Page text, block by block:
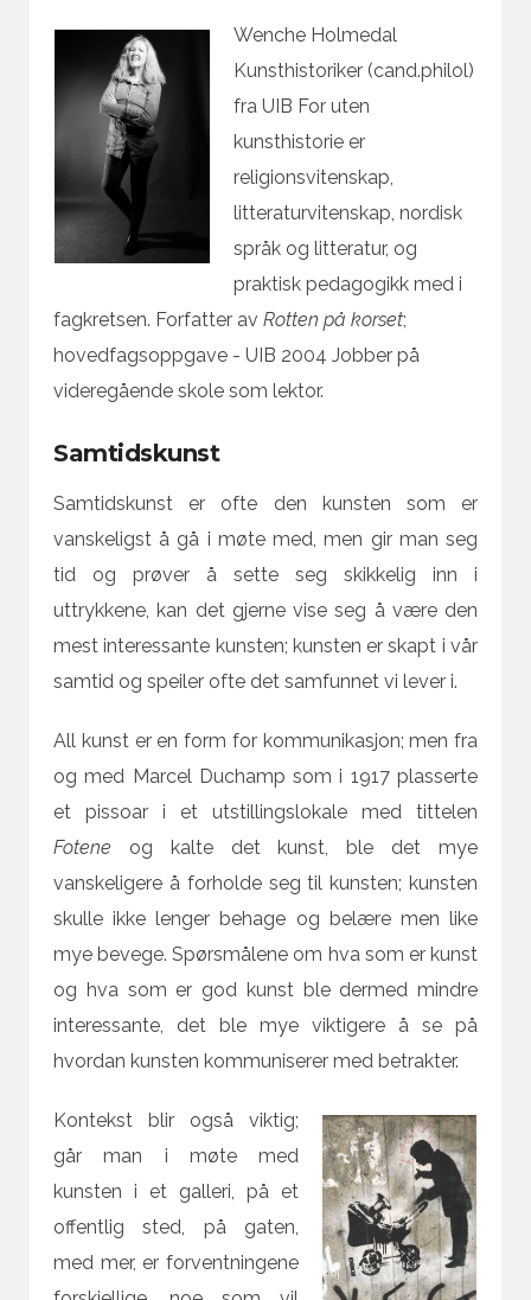
Wenche Holmedal
Kunsthistoriker (cand.philol)
fra UIB For uten
kunsthistorie er
religionsvitenskap,
litteraturvitenskap, nordisk
språk og litteratur, og
praktisk pedagogikk med i
fagkretsen. Forfatter av Rotten på korset;
hovedfagsoppgave - UIB 2004 Jobber på
videregående skole som lektor.
Samtidskunst
Samtidskunst er ofte den kunsten som er
vanskeligst å gå i møte med, men gir man seg
tid og prøver å sette seg skikkelig inn i
uttrykkene, kan det gjerne vise seg å være den
mest interessante kunsten; kunsten er skapt i vår
samtid og speiler ofte det samfunnet vi lever i.
All kunst er en form for kommunikasjon; men fra
og med Marcel Duchamp som i 1917 plasserte
et pissoar i et utstillingslokale med tittelen
Fotene og kalte det kunst, ble det mye
vanskeligere å forholde seg til kunsten; kunsten
skulle ikke lenger behage og belære men like
mye bevege. Spørsmålene om hva som er kunst
og hva som er god kunst ble dermed mindre
interessante, det ble mye viktigere å se på
hvordan kunsten kommuniserer med betrakter.
Kontekst blir også viktig;
går man i møte med
kunsten i et galleri, på et
offentlig sted, på gaten,
med mer, er forventningene